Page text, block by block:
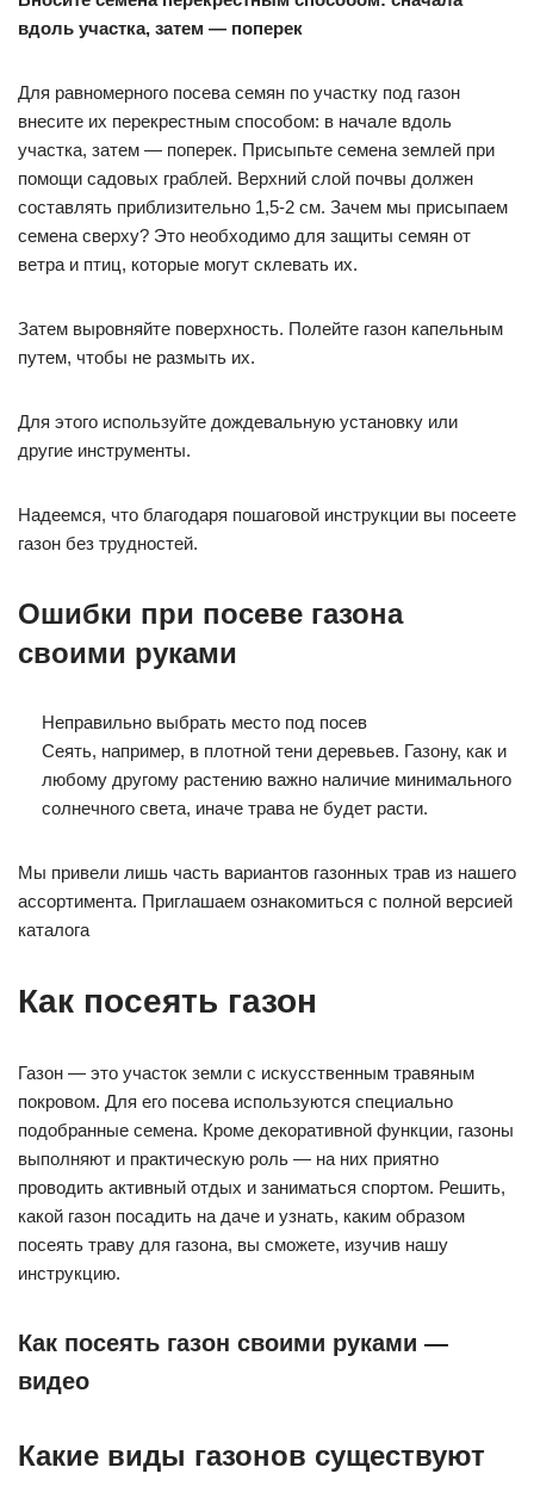
вдоль участка, затем — поперек
Для равномерного посева семян по участку под газон
внесите их перекрестным способом: в начале вдоль
участка, затем — поперек. Присыпьте семена землей при
помощи садовых граблей. Верхний слой почвы должен
составлять приблизительно 1,5-2 см. Зачем мы присыпаем
семена сверху? Это необходимо для защиты семян от
ветра и птиц, которые могут склевать их.
Затем выровняйте поверхность. Полейте газон капельным
путем, чтобы не размыть их.
Для этого используйте дождевальную установку или
другие инструменты.
Надеемся, что благодаря пошаговой инструкции вы посеете
газон без трудностей.
Ошибки при посеве газона
своими руками
Неправильно выбрать место под посев
Сеять, например, в плотной тени деревьев. Газону, как и
любому другому растению важно наличие минимального
солнечного света, иначе трава не будет расти.
Мы привели лишь часть вариантов газонных трав из нашего
ассортимента. Приглашаем ознакомиться с полной версией
каталога
Как посеять газон
Газон — это участок земли с искусственным травяным
покровом. Для его посева используются специально
подобранные семена. Кроме декоративной функции, газоны
выполняют и практическую роль — на них приятно
проводить активный отдых и заниматься спортом. Решить,
какой газон посадить на даче и узнать, каким образом
посеять траву для газона, вы сможете, изучив нашу
инструкцию.
Как посеять газон своими руками —
видео
Какие виды газонов существуют